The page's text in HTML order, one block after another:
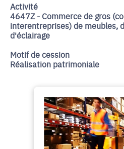
Activité
4647Z - Commerce de gros
interentreprises) de meubles,
d'éclairage
Motif de cession
Réalisation patrimoniale